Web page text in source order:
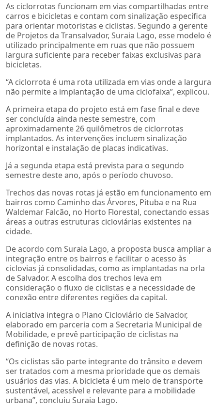
As ciclorrotas funcionam em vias compartilhadas entre
carros e bicicletas e contam com sinalização específica
para orientar motoristas e ciclistas. Segundo a gerente
de Projetos da Transalvador, Suraia Lago, esse modelo é
utilizado principalmente em ruas que não possuem
largura suficiente para receber faixas exclusivas para
bicicletas.
“A ciclorrota é uma rota utilizada em vias onde a largura
não permite a implantação de uma ciclofaixa”, explicou.
A primeira etapa do projeto está em fase final e deve
ser concluída ainda neste semestre, com
aproximadamente 26 quilômetros de ciclorrotas
implantados. As intervenções incluem sinalização
horizontal e instalação de placas indicativas.
Já a segunda etapa está prevista para o segundo
semestre deste ano, após o período chuvoso.
Trechos das novas rotas já estão em funcionamento em
bairros como Caminho das Árvores, Pituba e na Rua
Waldemar Falcão, no Horto Florestal, conectando essas
áreas a outras estruturas cicloviárias existentes na
cidade.
De acordo com Suraia Lago, a proposta busca ampliar a
integração entre os bairros e facilitar o acesso às
ciclovias já consolidadas, como as implantadas na orla
de Salvador. A escolha dos trechos leva em
consideração o fluxo de ciclistas e a necessidade de
conexão entre diferentes regiões da capital.
A iniciativa integra o Plano Cicloviário de Salvador,
elaborado em parceria com a Secretaria Municipal de
Mobilidade, e prevê participação de ciclistas na
definição de novas rotas.
“Os ciclistas são parte integrante do trânsito e devem
ser tratados com a mesma prioridade que os demais
usuários das vias. A bicicleta é um meio de transporte
sustentável, acessível e relevante para a mobilidade
urbana”, concluiu Suraia Lago.